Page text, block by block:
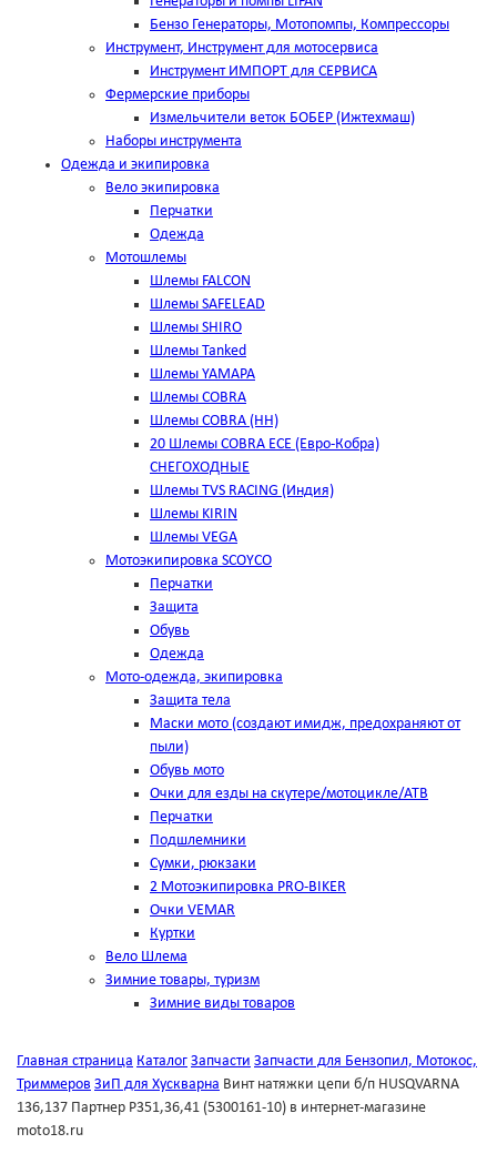
Бензо Генераторы, Мотопомпы, Компрессоры
Инструмент, Инструмент для мотосервиса
Инструмент ИМПОРТ для СЕРВИСА
Фермерские приборы
Измельчители веток БОБЕР (Ижтехмаш)
Наборы инструмента
Одежда и экипировка
Вело экипировка
Перчатки
Одежда
Мотошлемы
Шлемы FALCON
Шлемы SAFELEAD
Шлемы SHIRO
Шлемы Tanked
Шлемы YAMAPA
Шлемы COBRA
Шлемы COBRA (HH)
20 Шлемы COBRA ECE (Евро-Кобра)
СНЕГОХОДНЫЕ
Шлемы TVS RACING (Индия)
Шлемы KIRIN
Шлемы VEGA
Мотоэкипировка SCOYCO
Перчатки
Защита
Обувь
Одежда
Мото-одежда, экипировка
Защита тела
Маски мото (создают имидж, предохраняют от
пыли)
Обувь мото
Очки для езды на скутере/мотоцикле/АТВ
Перчатки
Подшлемники
Сумки, рюкзаки
2 Мотоэкипировка PRO-BIKER
Очки VEMAR
Куртки
Вело Шлема
Зимние товары, туризм
Зимние виды товаров
Главная страница Каталог Запчасти Запчасти для Бензопил, Мотокос,
Триммеров ЗиП для Хускварна Винт натяжки цепи б/п HUSQVARNA
136,137 Партнер P351,36,41 (5300161-10) в интернет-магазине
moto18.ru